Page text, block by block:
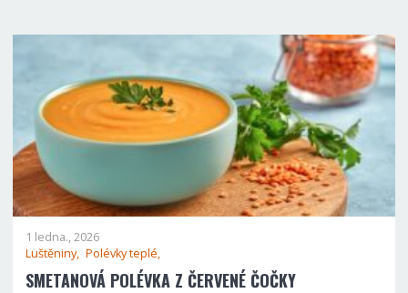
1 ledna., 2026
Luštěniny, Polévky teplé,
SMETANOVÁ POLÉVKA Z ČERVENÉ ČOČKY